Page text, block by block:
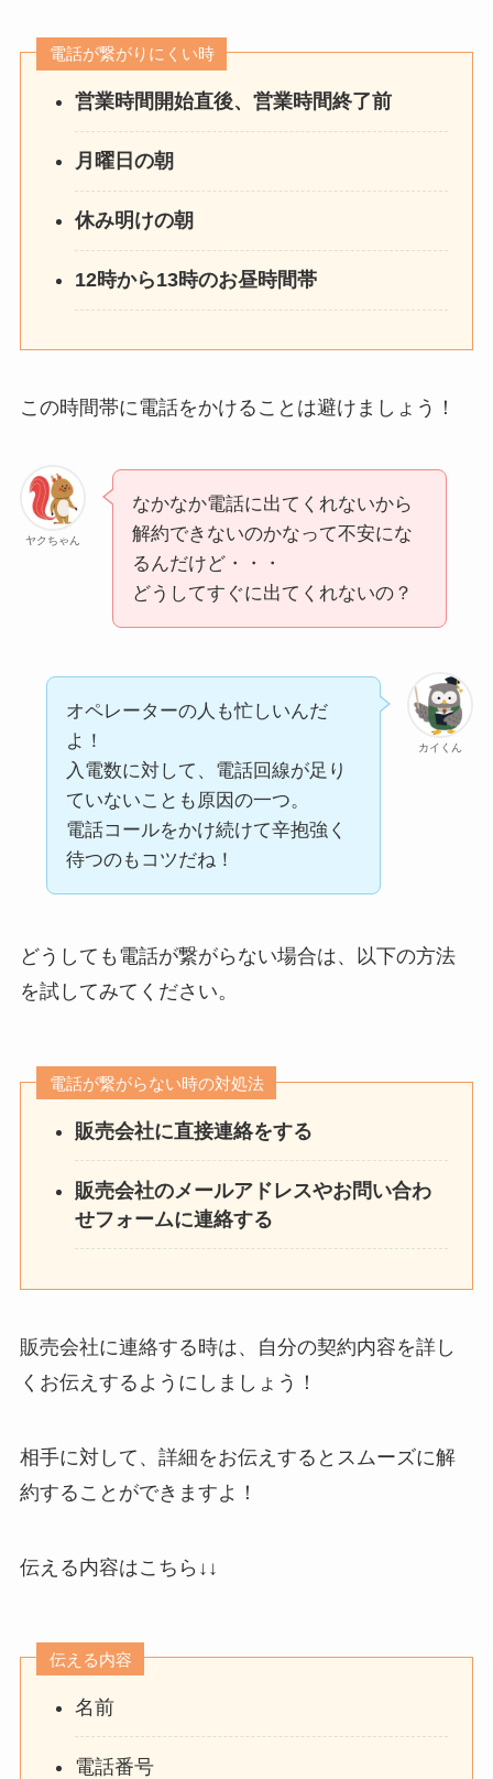
電話が繋がりにくい時
営業時間開始直後、営業時間終了前
月曜日の朝
休み明けの朝
12時から13時のお昼時間帯
この時間帯に電話をかけることは避けましょう！
ヤクちゃん
なかなか電話に出てくれないから
解約できないのかなって不安にな
るんだけど・・・
どうしてすぐに出てくれないの？
カイくん
オペレーターの人も忙しいんだ
よ！
入電数に対して、電話回線が足り
ていないことも原因の一つ。
電話コールをかけ続けて辛抱強く
待つのもコツだね！
どうしても電話が繋がらない場合は、以下の方法
を試してみてください。
電話が繋がらない時の対処法
販売会社に直接連絡をする
販売会社のメールアドレスやお問い合わ
せフォームに連絡する
販売会社に連絡する時は、自分の契約内容を詳し
くお伝えするようにしましょう！
相手に対して、詳細をお伝えするとスムーズに解
約することができますよ！
伝える内容はこちら↓↓
伝える内容
名前
電話番号